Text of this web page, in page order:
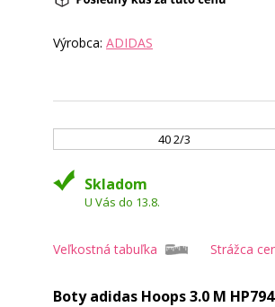
Výrobca: ADIDAS
40 2/3
Skladom
U Vás do 13.8.
Veľkostná tabuľka Strážca
Boty adidas Hoops 3.0 M